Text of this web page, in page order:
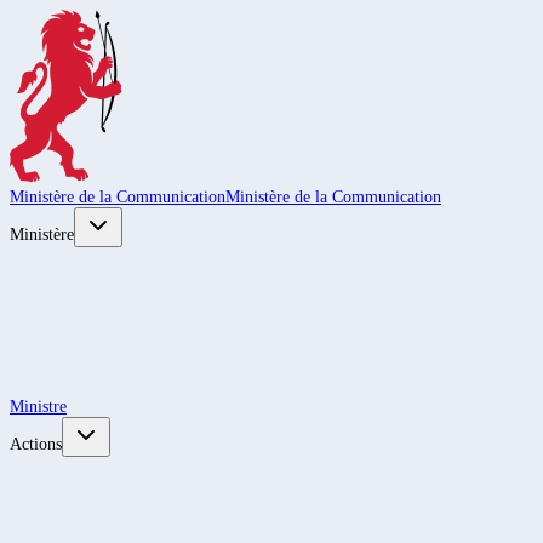
Ministère de la CommunicationMinistère de la Communication
Ministère
Ministre
Actions